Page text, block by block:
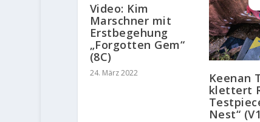
Video: Kim
Marschner mit
Erstbegehung
„Forgotten Gem“
(8C)
24. März 2022
Keenan
klettert
Nest“